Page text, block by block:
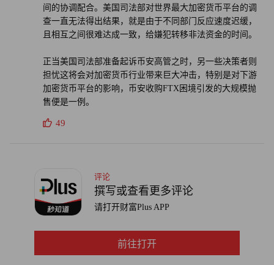
间的协调配合。美国司法部对世界最大加密货币平台的调
查一直无法得出结果，就是由于不同部门反应速度迟缓，
且相互之间很难达成一致，给嫌犯转移非法资金的时间。
正当美国司法部准备起诉币安高管之时，另一些决策者则
担忧这将会对加密货币行业带来巨大冲击，特别是对下游
加密货币平台的影响，币安收购FTX困境引发的大规模抛
售便是一例。
49
评论
撰写或查看更多评论
请打开财富Plus APP
前往打开